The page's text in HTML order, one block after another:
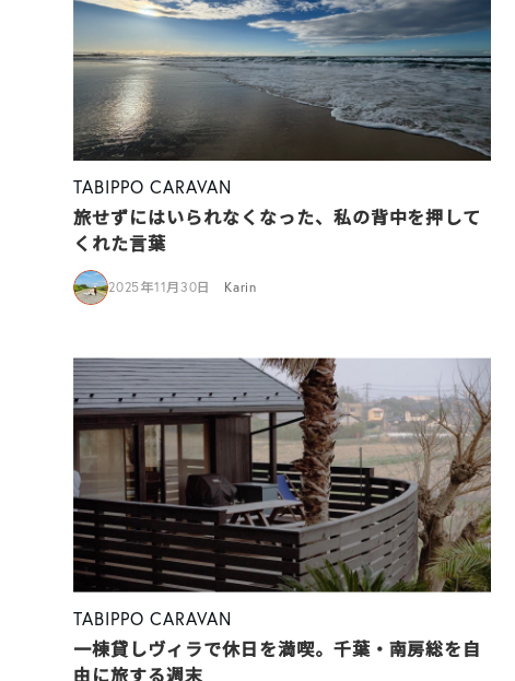
TABIPPO CARAVAN
旅せずにはいられなくなった、私の背中を押して
くれた言葉
2025年11月30日 Karin
TABIPPO CARAVAN
一棟貸しヴィラで休日を満喫。千葉・南房総を自
由に旅する週末